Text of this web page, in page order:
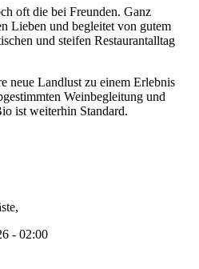
oft die bei Freunden. Ganz
Lieben und begleitet von gutem
und steifen Restaurantalltag
neue Landlust zu einem Erlebnis
Weinbegleitung und
ist weiterhin Standard.
- 02:00